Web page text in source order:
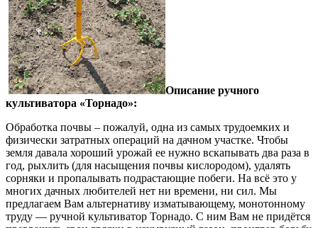
Описание ручного
культиватора «Торнадо»:
Обработка почвы – пожалуй, одна из самых трудоемких и
физически затратных операций на дачном участке. Чтобы
земля давала хороший урожай ее нужно вскапывать два раза в
год, рыхлить (для насыщения почвы кислородом), удалять
сорняки и пропалывать подрастающие побеги. На всё это у
многих дачных любителей нет ни времени, ни сил. Мы
предлагаем Вам альтернативу изматывающему, монотонному
труду — ручной культиватор Торнадо. С ним Вам не придётся